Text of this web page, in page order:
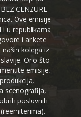
CENZURE
Ove emisije
i u republikama
i ankete
kolega iz
Ono što
emisije,
scenografija,
poslovnih